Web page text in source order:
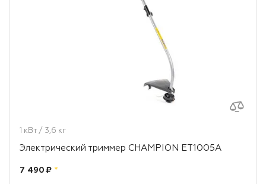
1 кВт / 3,6 кг
Электрический триммер CHAMPION ET1005A
Цена:
7 490 ₽ рублей
*